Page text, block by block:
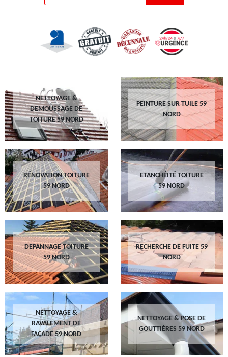
NETTOYAGE &
DEMOUSSAGE DE
TOITURE 59 NORD
PEINTURE SUR TUILE 59
NORD
RÉNOVATION TOITURE
59 NORD
ETANCHÉITÉ TOITURE
59 NORD
DEPANNAGE TOITURE
59 NORD
RECHERCHE DE FUITE 59
NORD
NETTOYAGE &
RAVALEMENT DE
FAÇADE 59 NORD
NETTOYAGE & POSE DE
GOUTTIÈRES 59 NORD